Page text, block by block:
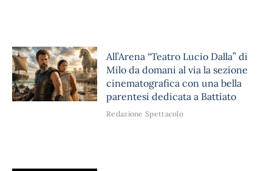
All’Arena “Teatro Lucio Dalla” di
Milo da domani al via la sezione
cinematografica con una bella
parentesi dedicata a Battiato
Redazione Spettacolo